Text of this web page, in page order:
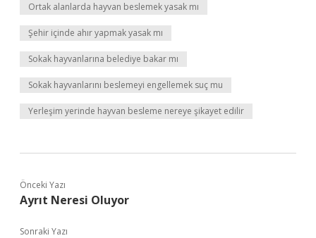
Ortak alanlarda hayvan beslemek yasak mı
Şehir içinde ahır yapmak yasak mı
Sokak hayvanlarına belediye bakar mı
Sokak hayvanlarını beslemeyi engellemek suç mu
Yerleşim yerinde hayvan besleme nereye şikayet edilir
Önceki Yazı
Ayrıt Neresi Oluyor
Sonraki Yazı